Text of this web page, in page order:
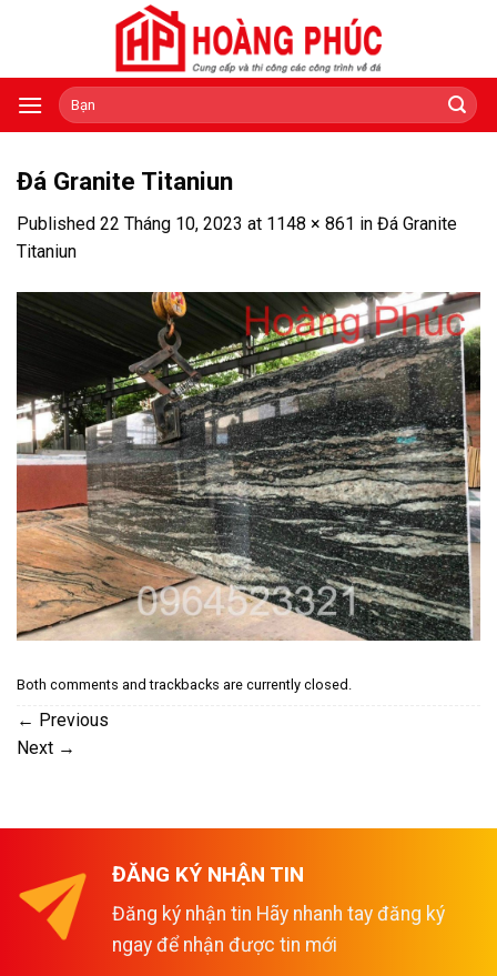
Tìm
kiếm:
Đá Granite Titaniun
Published 22 Tháng 10, 2023 at 1148 × 861 in Đá Granite
Titaniun
Both comments and trackbacks are currently closed.
← Previous
Next →
ĐĂNG KÝ NHẬN TIN
Đăng ký nhận tin Hãy nhanh tay đăng ký
ngay để nhận được tin mới